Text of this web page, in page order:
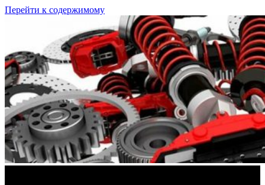
Перейти к содержимому